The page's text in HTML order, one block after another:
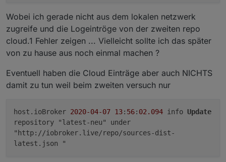
Wobei ich gerade nicht aus dem lokalen netzwerk
zugreife und die Logeintröge von der zweiten repo
cloud.1 Fehler zeigen ... Vielleicht sollte ich das später
von zu hause aus noch einmal machen ?
Eventuell haben die Cloud Einträge aber auch NICHTS
damit zu tun weil beim zweiten versuch nur
host.ioBroker 2020-04-07 13: 56: 02.094 info Update
repository "latest-neu" under
"http://iobroker.live/repo/sources-dist-
latest.json "